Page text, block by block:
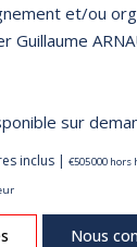
et/ou
Guillaume
sur
inclus | €505 000 hors
Nous